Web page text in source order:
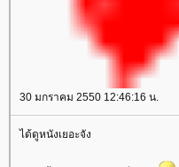
30 มกราคม 2550 12:46:16 น.
ได้ดูหนังเยอะจัง